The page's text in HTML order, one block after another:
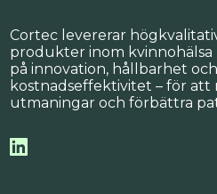
Cortec levererar
produkter inom kvinnohälsa
på innovation, hållbarhet och
kostnadseffektivitet – för att
utmaningar och förbättra